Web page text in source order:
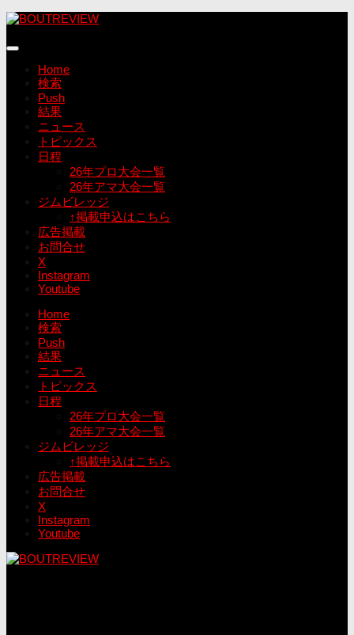
コ
テ
Home
検索
Push
結果
ニュース
トピックス
日程
26年プロ大会一覧
26年アマ大会一覧
ジムビレッジ
↑掲載申込はこちら
広告掲載
お問合せ
X
Instagram
Youtube
Home
検索
Push
結果
ニュース
トピックス
日程
26年プロ大会一覧
26年アマ大会一覧
ジムビレッジ
↑掲載申込はこちら
広告掲載
お問合せ
X
Instagram
Youtube